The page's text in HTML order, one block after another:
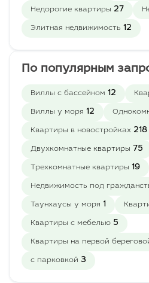
Недорогие квартиры 27
Элитная недвижимость 12
По популярным
Виллы с бассейном 12
Виллы у моря 12
Квартиры в новостройках 218
Двухкомнатные квартиры 75
Трехкомнатные квартиры 19
Недвижимость под
Таунхаусы у моря 1
Квартиры с мебелью 5
Квартиры на первой
с парковкой 3